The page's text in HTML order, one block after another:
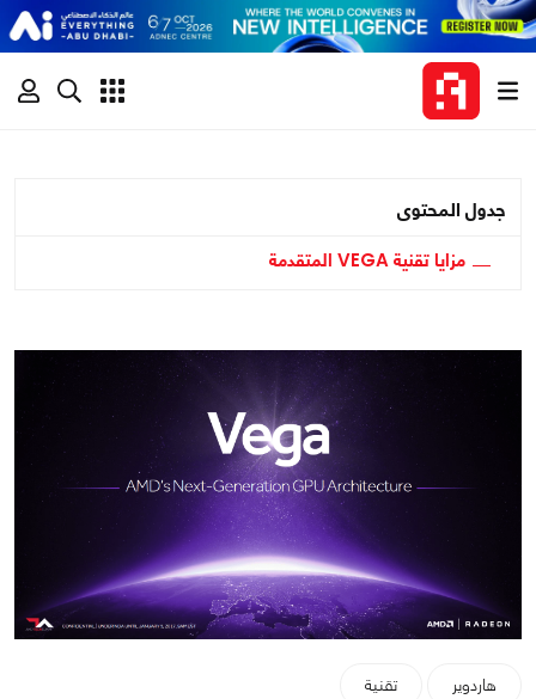
جدول المحتوى
مزايا تقنية VEGA المتقدمة
هاردوير تقنية